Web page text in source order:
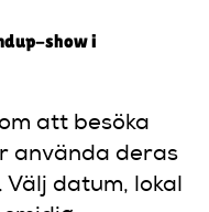
show i
att besöka
använda deras
datum, lokal